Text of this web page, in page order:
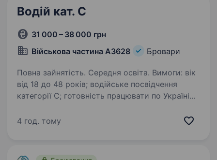
Водій кат. С
31 000 – 38 000 грн
Військова частина А3628
Бровари
Повна зайнятість. Середня освіта. Вимоги: вік
від 18 до 48 років; водійське посвідчення
категорії С; готовність працювати по Україні
по мобілізації або військова служба
4 год. тому